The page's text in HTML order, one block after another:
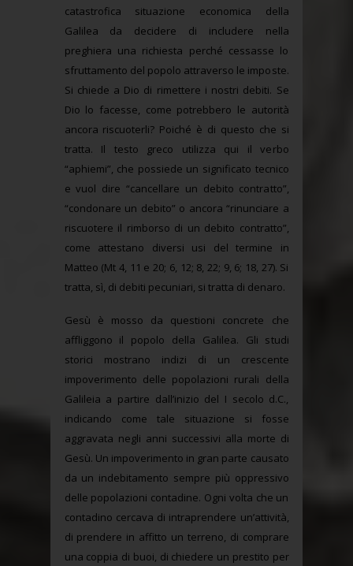
catastrofica situazione economica della
Galilea da decidere di includere nella
preghiera una richiesta perché cessasse lo
sfruttamento del popolo attraverso le imposte.
Si chiede a Dio di rimettere i nostri debiti. Se
Dio lo facesse, come potrebbero le autorità
ancora riscuoterli? Poiché è di questo che si
tratta. Il testo greco utilizza qui il verbo
“aphiemi”, che possiede un significato tecnico
e vuol dire “cancellare un debito contratto”,
“condonare un debito” o ancora “rinunciare a
riscuotere il rimborso di un debito contratto”,
come attestano diversi usi del termine in
Matteo (Mt 4, 11 e 20; 6, 12; 8, 22; 9, 6; 18, 27). Si
tratta, sì, di debiti pecuniari, si tratta di denaro.
Gesù è mosso da questioni concrete che
affliggono il popolo della Galilea. Gli studi
storici mostrano indizi di un crescente
impoverimento delle popolazioni rurali della
Galileia a partire dall’inizio del I secolo d.C.,
indicando come tale situazione si fosse
aggravata negli anni successivi alla morte di
Gesù. Un impoverimento in gran parte causato
da un indebitamento sempre più oppressivo
delle popolazioni contadine. Ogni volta che un
contadino cercava di intraprendere un’attività,
di prendere in affitto un terreno, di comprare
una coppia di buoi, di chiedere un prestito per